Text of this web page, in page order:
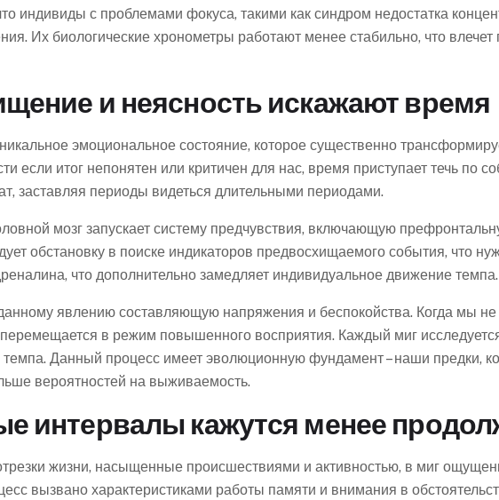
индивиды с проблемами фокуса, такими как синдром недостатка
Их биологические хронометры работают менее стабильно, что
и неясность искажают время
эмоциональное состояние, которое существенно
если итог непонятен или критичен для нас, время приступает течь
заставляя периоды видеться длительными периодами.
мозг запускает систему предчувствия, включающую
обстановку в поиске индикаторов предвосхищаемого события, что
что дополнительно замедляет индивидуальное движение темпа.
явлению составляющую напряжения и беспокойства. Когда мы не
перемещается в режим повышенного восприятия. Каждый миг
Данный процесс имеет эволюционную фундамент – наши предки,
вероятностей на выживаемость.
интервалы кажутся менее
жизни, насыщенные происшествиями и активностью, в миг
вызвано характеристиками работы памяти и внимания в